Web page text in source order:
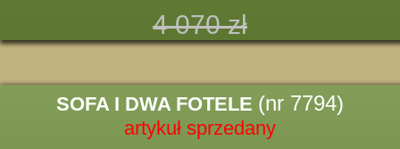
4 070 zł
SOFA I DWA FOTELE (nr 7794)
artykuł sprzedany